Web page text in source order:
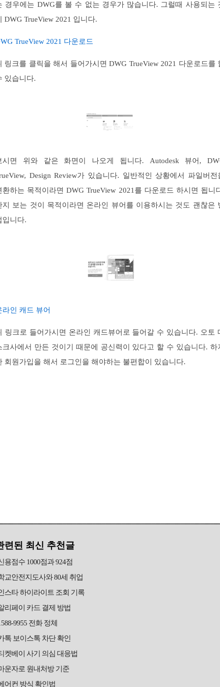
경우에는 DWG를 볼 수 없는 경우가 많습니다. 그럴때 사용되는
DWG TrueView 2021 입니다.
TrueView 2021 다운로드
링크를 클릭을 해서 들어가시면 DWG TrueView 2021 다운로드를
있습니다.
시면 위와 같은 화면이 나오게 됩니다. Autodesk 뷰어,
Design Review가 있습니다. 일반적인 상황에서 파일버전
환하는 목적이라면 DWG TrueView 2021를 다운로드 하시면 됩니
지 보는 것이 목적이라면 온라인 뷰어를 이용하시는 것도 괜찮은
입니다.
라인 캐드 뷰어
링크로 들어가시면 온라인 캐드뷰어로 들어갈 수 있습니다. 오토
크사에서 만든 것이기 때문에 공신력이 있다고 할 수 있습니다. 하
회원가입을 해서 로그인을 해야하는 불편합이 있습니다.
련된 최신 추천글
용점수 1000점과 924점
교안전지도사와 80세 취업
스타 하이라이트 조회 기록
리페이 카드 결제 방법
9955 전화 정체
톡 보이스톡 차단 확인
켓베이 사기 의심 대응법
운자로 원내처방 기준
어컨 방식 확인법